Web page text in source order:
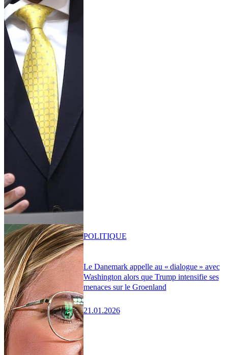
Le Danemark appelle au « dialogue » avec
Washington alors que Trump intensifie ses
menaces sur le Groenland
21.01.2026
POLITIQUE